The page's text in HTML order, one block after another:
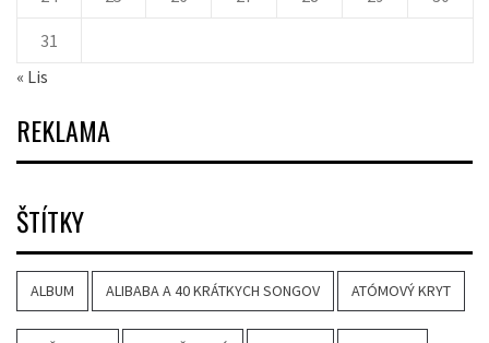
31
« Lis
REKLAMA
ŠTÍTKY
ALBUM ALIBABA A 40 KRÁTKYCH SONGOV ATÓMOVÝ KRYT